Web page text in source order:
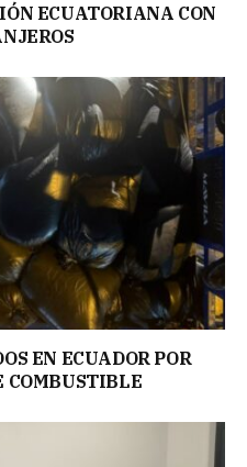
ECUATORIANA CON
EN ECUADOR POR
COMBUSTIBLE